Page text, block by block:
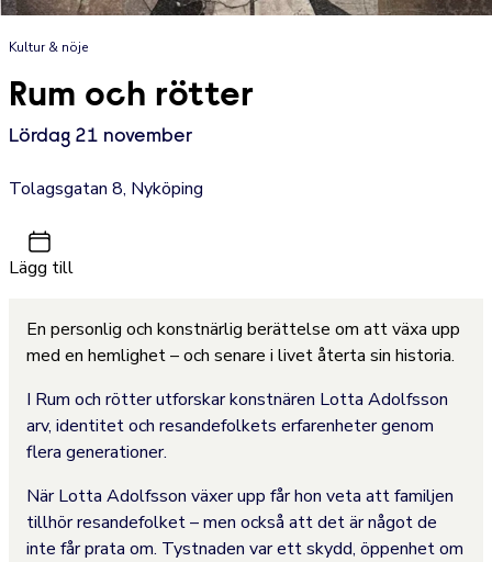
Kultur & nöje
Rum och rötter
Lördag 21 november
Tolagsgatan 8, Nyköping
Lägg till
En personlig och konstnärlig berättelse om att växa upp
med en hemlighet – och senare i livet återta sin historia.
I Rum och rötter utforskar konstnären Lotta Adolfsson
arv, identitet och resandefolkets erfarenheter genom
flera generationer.
När Lotta Adolfsson växer upp får hon veta att familjen
tillhör resandefolket – men också att det är något de
inte får prata om. Tystnaden var ett skydd, öppenhet om